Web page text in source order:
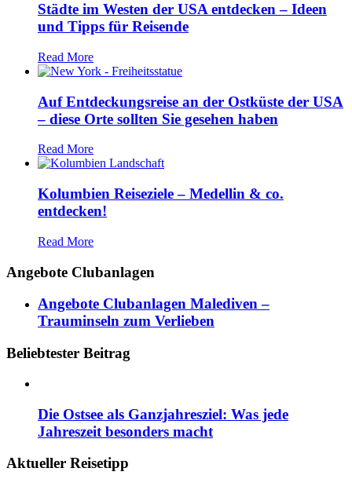
Städte im Westen der USA entdecken – Ideen
und Tipps für Reisende
Read More
Auf Entdeckungsreise an der Ostküste der USA
– diese Orte sollten Sie gesehen haben
Read More
Kolumbien Reiseziele – Medellin & co.
entdecken!
Read More
Angebote Clubanlagen
Angebote Clubanlagen Malediven –
Trauminseln zum Verlieben
Beliebtester Beitrag
Die Ostsee als Ganzjahresziel: Was jede
Jahreszeit besonders macht
Aktueller Reisetipp